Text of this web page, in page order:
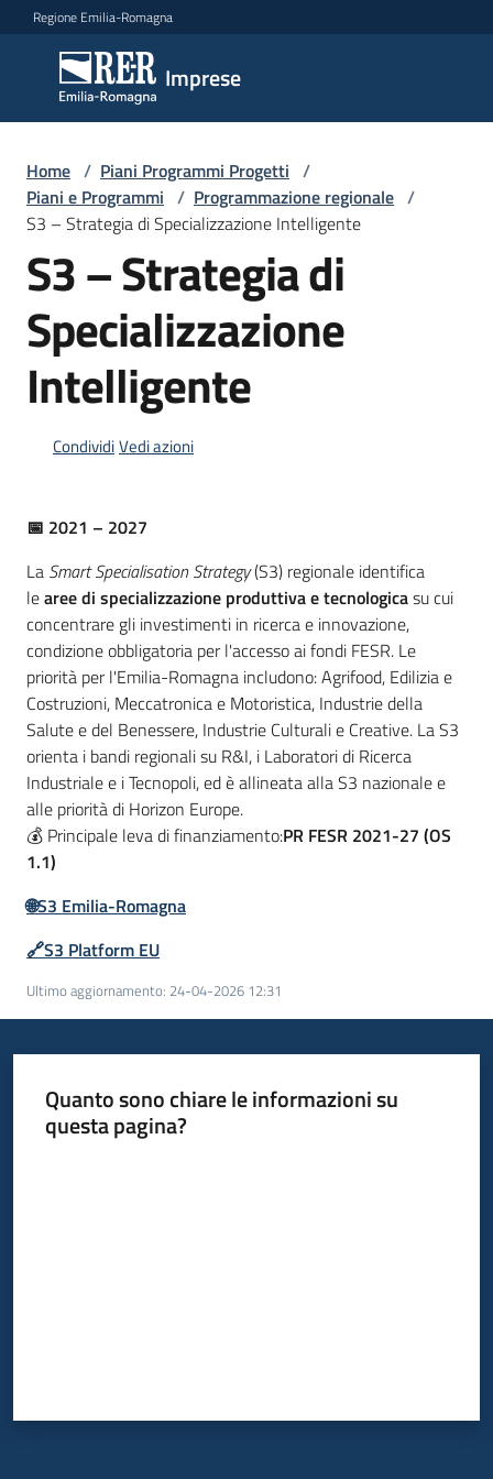
Vai al contenuto
Vai alla navigazione
Vai al footer
Regione Emilia-Romagna
Imprese
Imprese
Argomenti
Novità
Servizi
Leggi
Bandi
Programmi
Progetti
Newsletter
Seguici
su
Home / Piani Programmi Progetti /
Piani e Programmi / Programmazione regionale /
S3 – Strategia di Specializzazione Intelligente
S3 – Strategia di
Specializzazione
Intelligente
CondividiVedi azioni
📅 2021 – 2027
La Smart Specialisation Strategy(S3) regionale identifica
learee di specializzazione produttiva e tecnologicasu cui
concentrare gli investimenti in ricerca e innovazione,
condizione obbligatoria per l'accesso ai fondi FESR. Le
priorità per l'Emilia-Romagna includono: Agrifood, Edilizia e
Costruzioni, Meccatronica e Motoristica, Industrie della
Salute e del Benessere, Industrie Culturali e Creative. La S3
orienta i bandi regionali su R&I, i Laboratori di Ricerca
Industriale e i Tecnopoli, ed è allineata alla S3 nazionale e
alle priorità di Horizon Europe.
💰 Principale leva di finanziamento:PR FESR 2021-27 (OS
1.1)
🌐S3 Emilia-Romagna
🔗S3 Platform EU
Ultimo aggiornamento: 24-04-2026 12:31
Quanto sono chiare le informazioni su
questa pagina?